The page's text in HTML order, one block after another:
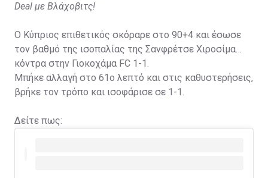
Deal με Βλάχοβιτς!
Ο Κύπριος επιθετικός σκόραρε στο 90+4 και έσωσε
τον βαθμό της ισοπαλίας της Σανφρέτσε Χιροσίμα
κόντρα στην Γιοκοχάμα FC 1-1.
Μπήκε αλλαγή στο 61ο λεπτό και στις καθυστερήσεις,
βρήκε τον τρόπο και ισοφάρισε σε 1-1.
Δείτε πως: